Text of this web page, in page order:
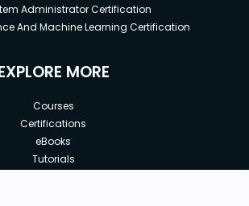
Administrator Certification
And Machine Learning Certification
MORE
Courses
Certifications
eBooks
Tutorials